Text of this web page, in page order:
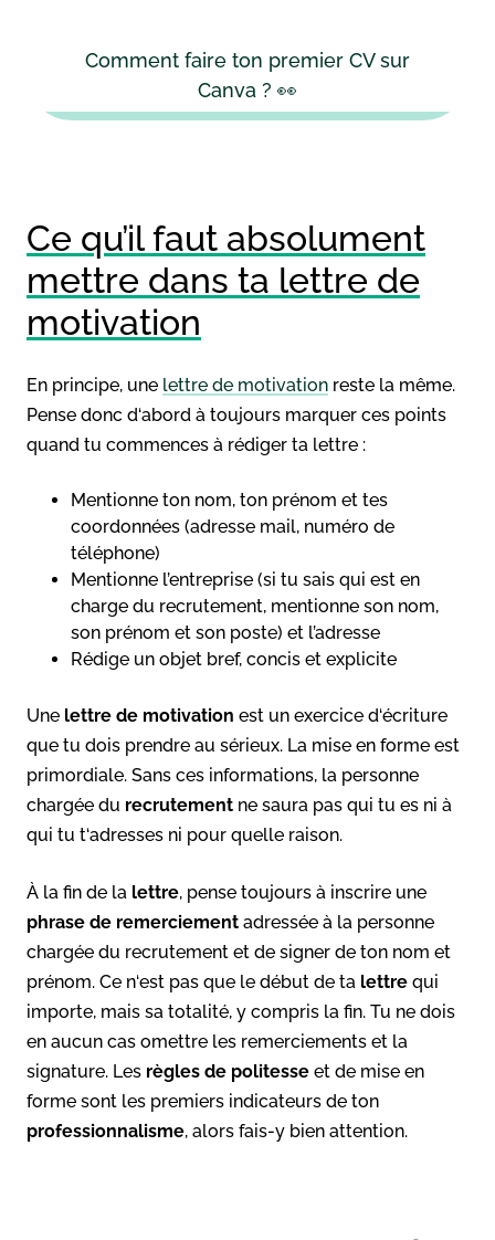
Comment faire ton premier CV sur
Canva ? 👀
Ce qu’il faut absolument
mettre dans ta lettre de
motivation
En principe, une lettre de motivation reste la même.
Pense donc d‘abord à toujours marquer ces points
quand tu commences à rédiger ta lettre :
Mentionne ton nom, ton prénom et tes
coordonnées (adresse mail, numéro de
téléphone)
Mentionne l’entreprise (si tu sais qui est en
charge du recrutement, mentionne son nom,
son prénom et son poste) et l’adresse
Rédige un objet bref, concis et explicite
Une lettre de motivation est un exercice d‘écriture
que tu dois prendre au sérieux. La mise en forme est
primordiale. Sans ces informations, la personne
chargée du recrutement ne saura pas qui tu es ni à
qui tu t‘adresses ni pour quelle raison.
À la fin de la lettre, pense toujours à inscrire une
phrase de remerciement adressée à la personne
chargée du recrutement et de signer de ton nom et
prénom. Ce n‘est pas que le début de ta lettre qui
importe, mais sa totalité, y compris la fin. Tu ne dois
en aucun cas omettre les remerciements et la
signature. Les règles de politesse et de mise en
forme sont les premiers indicateurs de ton
professionnalisme, alors fais-y bien attention.